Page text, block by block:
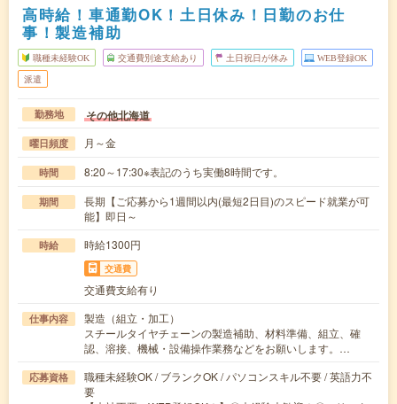
高時給！車通勤OK！土日休み！日勤のお仕
事！製造補助
職種未経験OK 交通費別途支給あり 土日祝日が休み WEB登録OK
派遣
勤務地 その他北海道
曜日頻度 月～金
時間 8:20～17:30※表記のうち実働8時間です。
期間
長期【ご応募から1週間以内(最短2日目)のスピード就業が可
能】即日～
時給 時給1300円
交通費
交通費支給有り
仕事内容
製造（組立・加工）
スチールタイヤチェーンの製造補助、材料準備、組立、確
認、溶接、機械・設備操作業務などをお願いします。…
応募資格
職種未経験OK / ブランクOK / パソコンスキル不要 / 英語力不
要